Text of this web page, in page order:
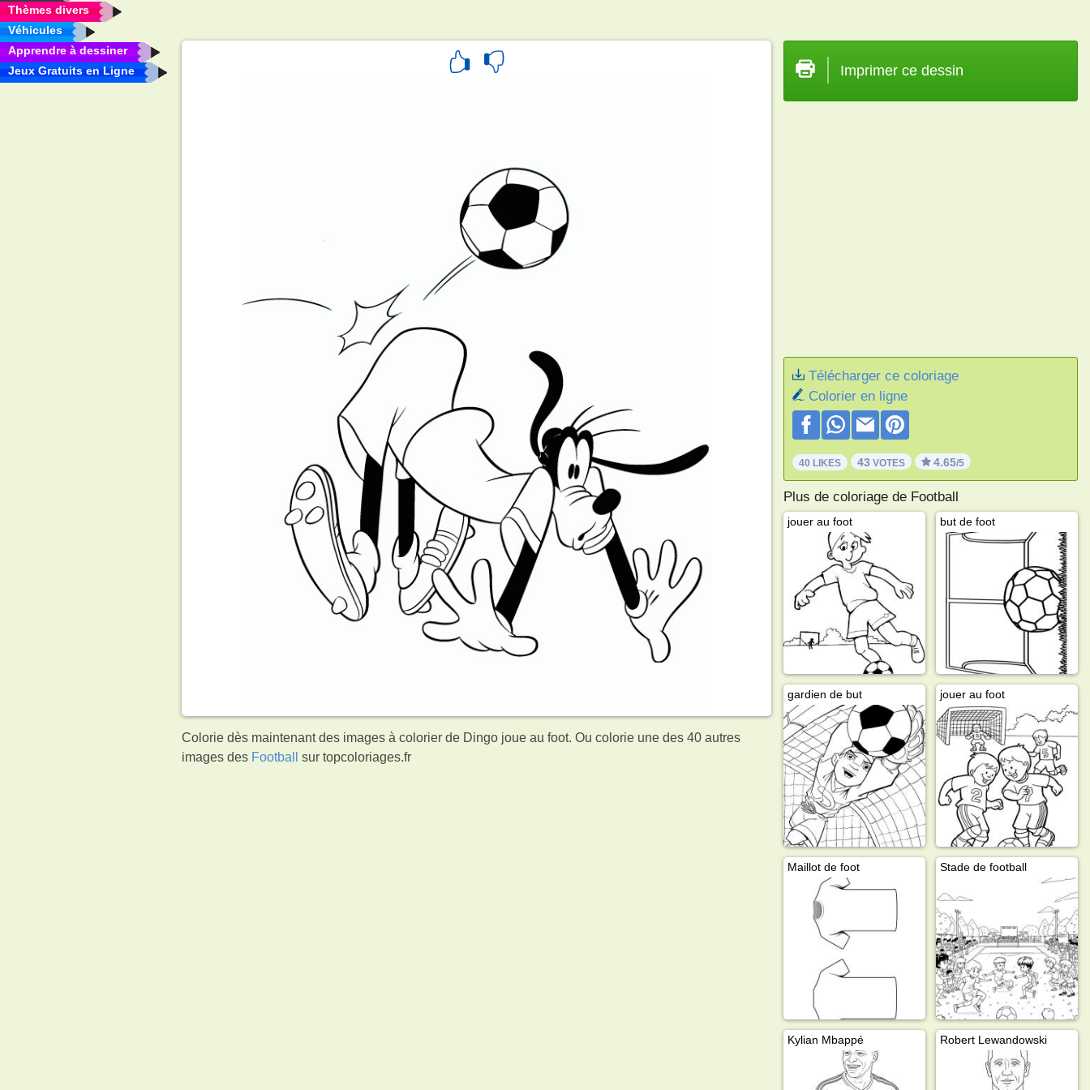
Thèmes divers
Véhicules
Apprendre à dessiner
Jeux Gratuits en Ligne
Colorie dès maintenant des images à colorier de Dingo joue au foot. Ou colorie une des 40 autres
images des Football sur topcoloriages.fr
Imprimer ce dessin
Télécharger ce coloriage
Colorier en ligne
40 LIKES 43 VOTES 4.65/5
Plus de coloriage de Football
jouer au foot but de foot
gardien de but jouer au foot
Maillot de foot Stade de football
Kylian Mbappé Robert Lewandowski